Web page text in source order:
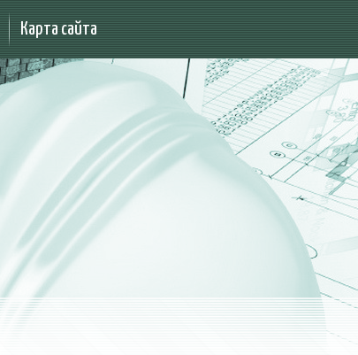
Карта сайта